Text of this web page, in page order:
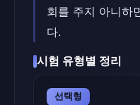
회를 주지 아니하
다.
시험 유형별 정리
선택형